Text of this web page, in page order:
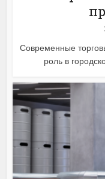
Современные
роль в